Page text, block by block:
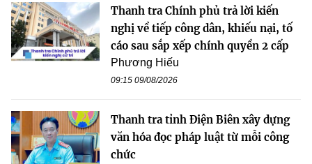
Thanh tra Chính phủ trả lời kiến
nghị về tiếp công dân, khiếu nại, tố
cáo sau sắp xếp chính quyền 2 cấp
Phương Hiếu
09:15 09/08/2026
Thanh tra tỉnh Điện Biên xây dựng
văn hóa đọc pháp luật từ mỗi công
chức